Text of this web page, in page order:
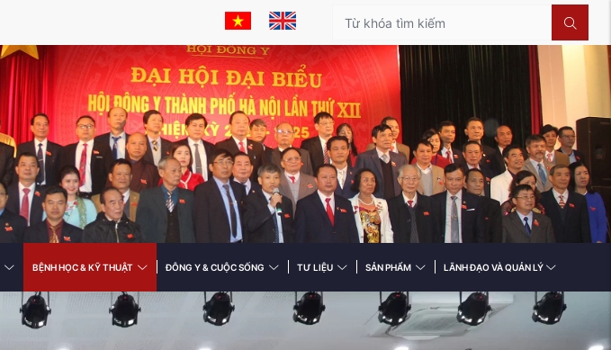
BỆNH HỌC & KỸ THUẬT ĐÔNG Y & CUỘC SỐNG TƯ LIỆU SẢN PHẨM LÃNH ĐẠO VÀ QUẢN LÝ